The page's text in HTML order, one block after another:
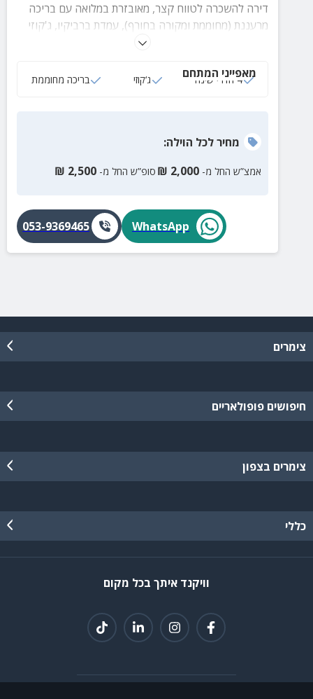
דירה להשכרה לטווח קצר, מאובזרת במלואה עם בריכה
מרעננת (מחוממת ומקורה בחורף), עמדת ברביקיו, ג'קוזי
זרמים מפנק, מטבח מאובזר בכל טוב וחצר מרווחת באוויר
מאפייני המתחם
4 חדרי שינה ג‘קוזי בריכה מחוממת
מחירלכל הוילה:
אמצ”ש החל מ- 2,000
₪ סופ”ש החל מ- 2,500
₪
WhatsApp
053-9369465
צימרים
חיפושים פופולאריים
צימרים בצפון
כללי
וויקנד איתך בכל מקום